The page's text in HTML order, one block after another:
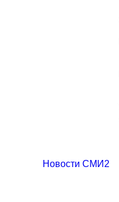
Новости СМИ2